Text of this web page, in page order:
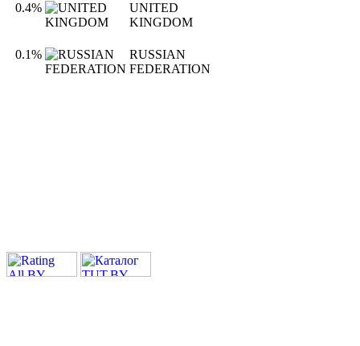
0.4%
UNITED
KINGDOM
0.1%
RUSSIAN
FEDERATION